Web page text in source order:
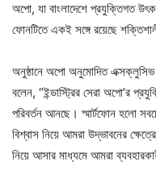
অপো, যা বাংলাদেশে প্রযুক্তিগত
ফোনটিতে একই সঙ্গে রয়েছে
অনুষ্ঠানে অপো অনুমোদিত এক্সক্লুসিভ
বলেন, “ইন্ডাস্ট্রির সেরা অপো’র
পরিবর্তন আনছে। স্মার্টফোন হলো
বিশ্বাস নিয়ে আমরা উদ্ভাবনের
নিয়ে আসার মাধ্যমে আমরা